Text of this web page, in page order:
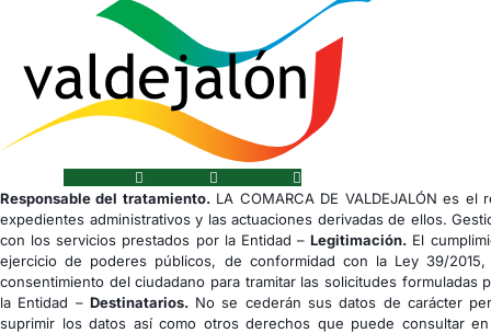
Responsable del tratamiento.LA COMARCA DE VALDEJALÓN es
expedientes administrativos y las actuaciones derivadas de ellos.
con los servicios prestados por la Entidad –Legitimación. El
ejercicio de poderes públicos, de conformidad con la Ley 39/
consentimiento del ciudadano para tramitar las solicitudes
la Entidad – Destinatarios.No se cederán sus datos de carácter
suprimir los datos así como otros derechos que puede consultar